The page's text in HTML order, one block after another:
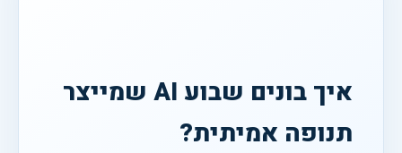
איך בונים שבוע AI שמייצר
תנופה אמיתית?